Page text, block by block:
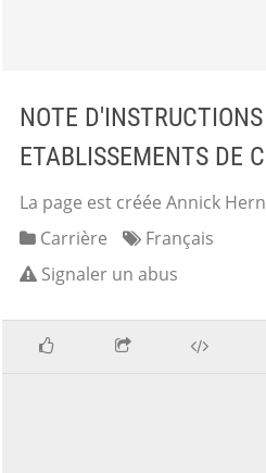
NOTE
ETABLISSEMENTS DE
La page est créée Annick
Carrière
Français
Signaler un abus